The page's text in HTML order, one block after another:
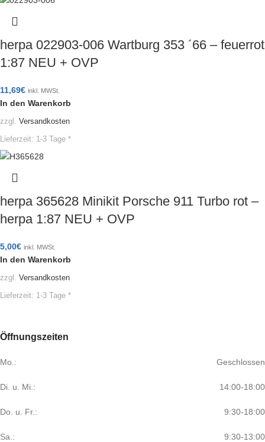
herpa 022903-006 Wartburg 353 ´66 – feuerrot
1:87 NEU + OVP
11,69€ inkl. MWSt.
In den Warenkorb
zzgl. Versandkosten
Lieferzeit: 1-3 Tage *
herpa 365628 Minikit Porsche 911 Turbo rot –
herpa 1:87 NEU + OVP
5,00€ inkl. MWSt.
In den Warenkorb
zzgl. Versandkosten
Lieferzeit: 1-3 Tage *
Öffnungszeiten
Mo.: Geschlossen
Di. u. Mi.: 14:00-18:00
Do. u. Fr.: 9:30-18:00
Sa.: 9:30-13:00